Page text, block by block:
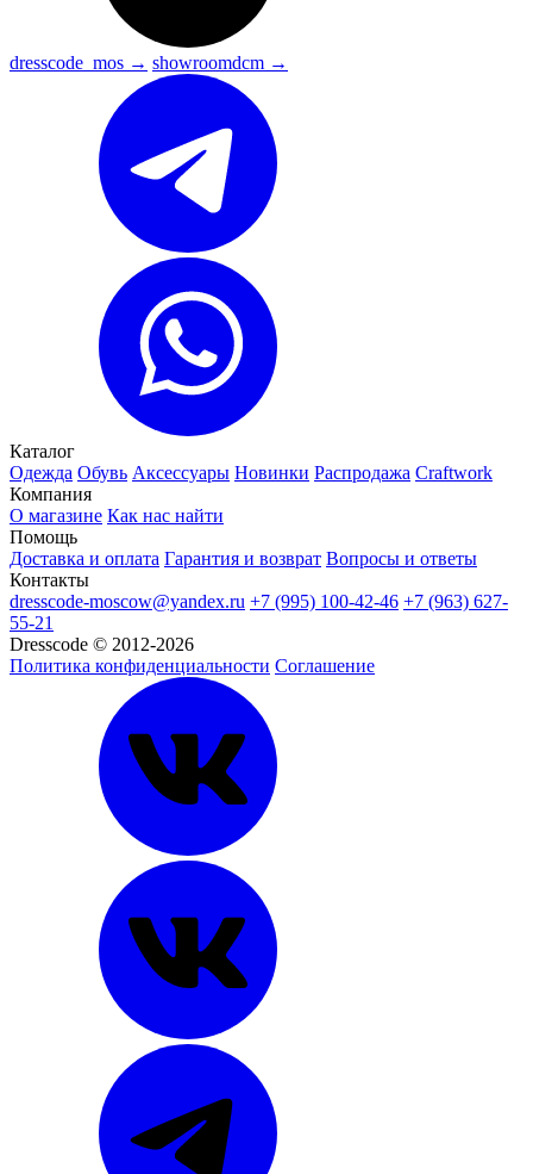
dresscode_mos → showroomdcm →
Каталог
Одежда Обувь Аксессуары Новинки Распродажа Craftwork
Компания
О магазине Как нас найти
Помощь
Доставка и оплата Гарантия и возврат Вопросы и ответы
Контакты
dresscode-moscow@yandex.ru +7 (995) 100-42-46 +7 (963) 627-
55-21
Dresscode © 2012-2026
Политика конфиденциальности Соглашение